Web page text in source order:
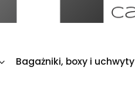
Bagażniki, boxy i uchwyty